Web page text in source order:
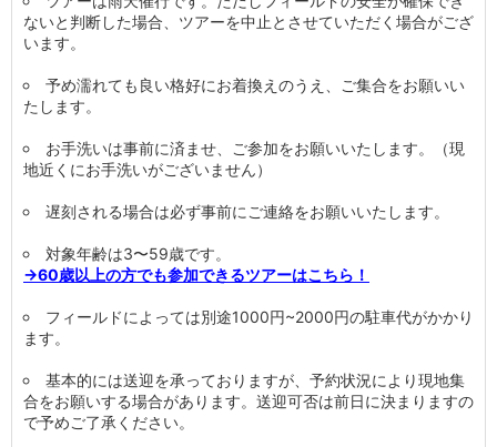
ないと判断した場合、ツアーを中止とさせていただく場合がござ
います。
予め濡れても良い格好にお着換えのうえ、ご集合をお願いい
たします。
お手洗いは事前に済ませ、ご参加をお願いいたします。（現
地近くにお手洗いがございません）
遅刻される場合は必ず事前にご連絡をお願いいたします。
対象年齢は3〜59歳です。
→60歳以上の方でも参加できるツアーはこちら！
フィールドによっては別途1000円~2000円の駐車代がかかり
ます。
基本的には送迎を承っておりますが、予約状況により現地集
合をお願いする場合があります。送迎可否は前日に決まりますの
で予めご了承ください。